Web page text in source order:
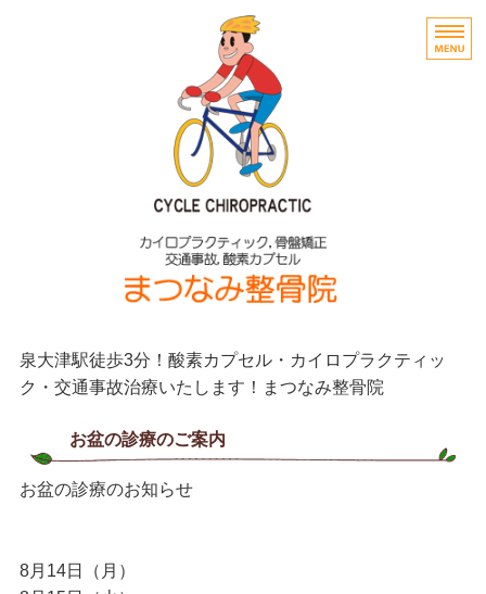
サイクリス
泉大津駅徒歩3分！酸素カプセル・カイロプラクティッ
ク・交通事故治療いたします！まつなみ整骨院
ホーム
施術内容／料金
当院について
お盆の診療のご案内
お盆の診療のお知らせ
8月14日（月）